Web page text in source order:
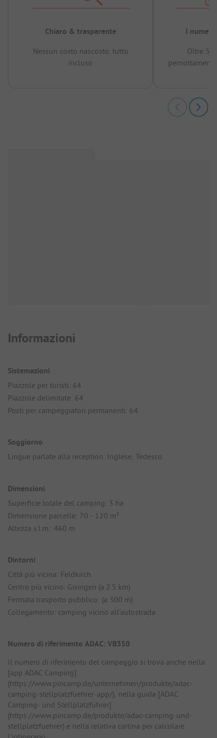
Chiaro & trasparente
Nessun costo nascosto, tutto
incluso
I numeri
Oltre
Informazioni
Sistemazioni
Piazzole per turisti: 64
Piazzole delimitate: 64
Posti per campeggiatori permanenti: 64
Soggiorno
Lingue parlate alla reception: Inglese, Tedesco
Dimensioni
Superficie totale del camping: 3 ha
Dimensione parcelle: 70 - 120 m²
Altezza s.l.m.: 460 m
Dintorni
Città più vicina: Feldkirch
Centro più vicino: Gisingen (a 2.5 km)
Fermata trasporto pubblico: (a 300 m)
Collegamento: camping vicino all'autostrada
Numero di riferimento ADAC: VB350
Il numero di riferimento del campeggio si trova anche nella
[app ADAC Camping]
(https://www.pincamp.de/unternehmen/produkte/adac-
camping-stellplatzfuehrer-app/), nella guida [ADAC
Camping- und Stellplatzführer]
(https://www.pincamp.de/produkte/adac-camping-und-
stellplatzfuehrer) e nella relativa cartina per calcolare